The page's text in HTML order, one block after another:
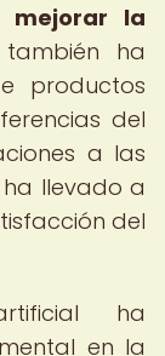
mejorar la
ha
productos
del
a las
ha llevado a
del
ha
en la